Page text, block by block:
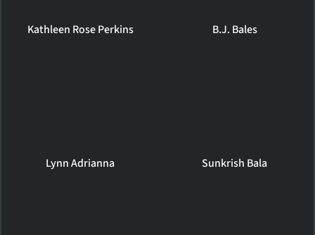
Kathleen Rose Perkins B.J. Bales
Lynn Adrianna Sunkrish Bala